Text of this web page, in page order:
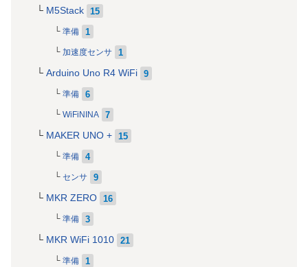
M5Stack 15
準備 1
加速度センサ 1
Arduino Uno R4 WiFi 9
準備 6
WiFiNINA 7
MAKER UNO + 15
準備 4
センサ 9
MKR ZERO 16
準備 3
MKR WiFi 1010 21
準備 1